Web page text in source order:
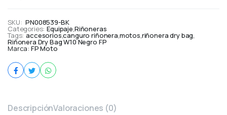
SKU: PN008539-BK
Categories: Equipaje,Riñoneras
Tags: accesorios,canguro riñonera,motos,riñonera dry bag,
Riñonera Dry Bag W10 Negro FP
Marca: FP Moto
DescripciónValoraciones (0)